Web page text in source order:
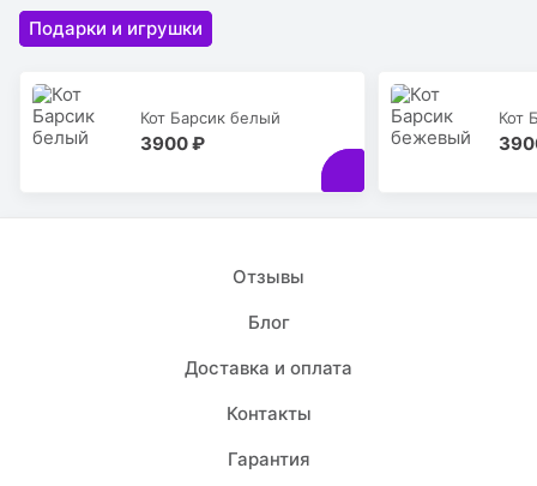
Подарки и игрушки
Кот Барсик белый
3900 ₽
Кот
Отзывы
Блог
Доставка и оплата
Контакты
Гарантия